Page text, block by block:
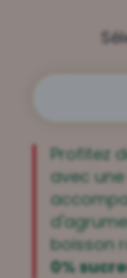
Profitez
avec
boisson
0%